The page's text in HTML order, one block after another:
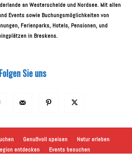
an Westerschelde und Nordsee. Mit allen
Events sowie Buchungsmöglichkeiten von
Ferienparks, Hotels, Pensionen, und
in Breskens.
Folgen Sie uns
Genußvoll speisen
Natur erleben
entdecken Events besuchen